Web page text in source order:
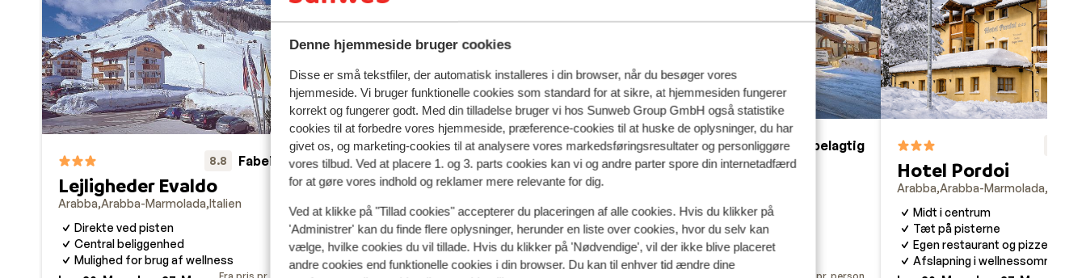
Denne hjemmeside bruger cookies
Disse er små tekstfiler, der automatisk installeres i din browser, når du besøger vores
hjemmeside. Vi bruger funktionelle cookies som standard for at sikre, at hjemmesiden fungerer
korrekt og fungerer godt. Med din tilladelse bruger vi hos Sunweb Group GmbH også statistike
cookies til at forbedre vores hjemmeside, præference-cookies til at huske de oplysninger, du har
givet os, og marketing-cookies til at analysere vores markedsføringsresultater og personliggøre
vores tilbud. Ved at placere 1. og 3. parts cookies kan vi og andre parter spore din internetadfærd
for at gøre vores indhold og reklamer mere relevante for dig.
Ved at klikke på "Tillad cookies" accepterer du placeringen af alle cookies. Hvis du klikker på
'Administrer' kan du finde flere oplysninger, herunder en liste over cookies, hvor du selv kan
vælge, hvilke cookies du vil tillade. Hvis du klikker på 'Nødvendige', vil der ikke blive placeret
andre cookies end funktionelle cookies i din browser. Du kan til enhver tid ændre dine
8.8 Fabelagtig
Lejligheder Evaldo
Arabba Arabba-Marmolada Italien
Direkte ved pisten
Central beliggenhed
Mulighed for brug af wellness
8.7 Fabelagtig
Sporthotel Arabba
Arabba Arabba-Marmolada Italien
Perfekt beliggenhed
Vinsmagning
Anerkendt restaurant
8.8 Fabelagtig
Hotel Al Forte
Romantisk
Anerkendt restaurant
God beliggenhed
Hotel Pordoi
Arabba Arabba-Marmolada
Midt i centrum
Tæt på pisterne
Egen restaurant og pizzeria
Afslapning i wellnessområdet